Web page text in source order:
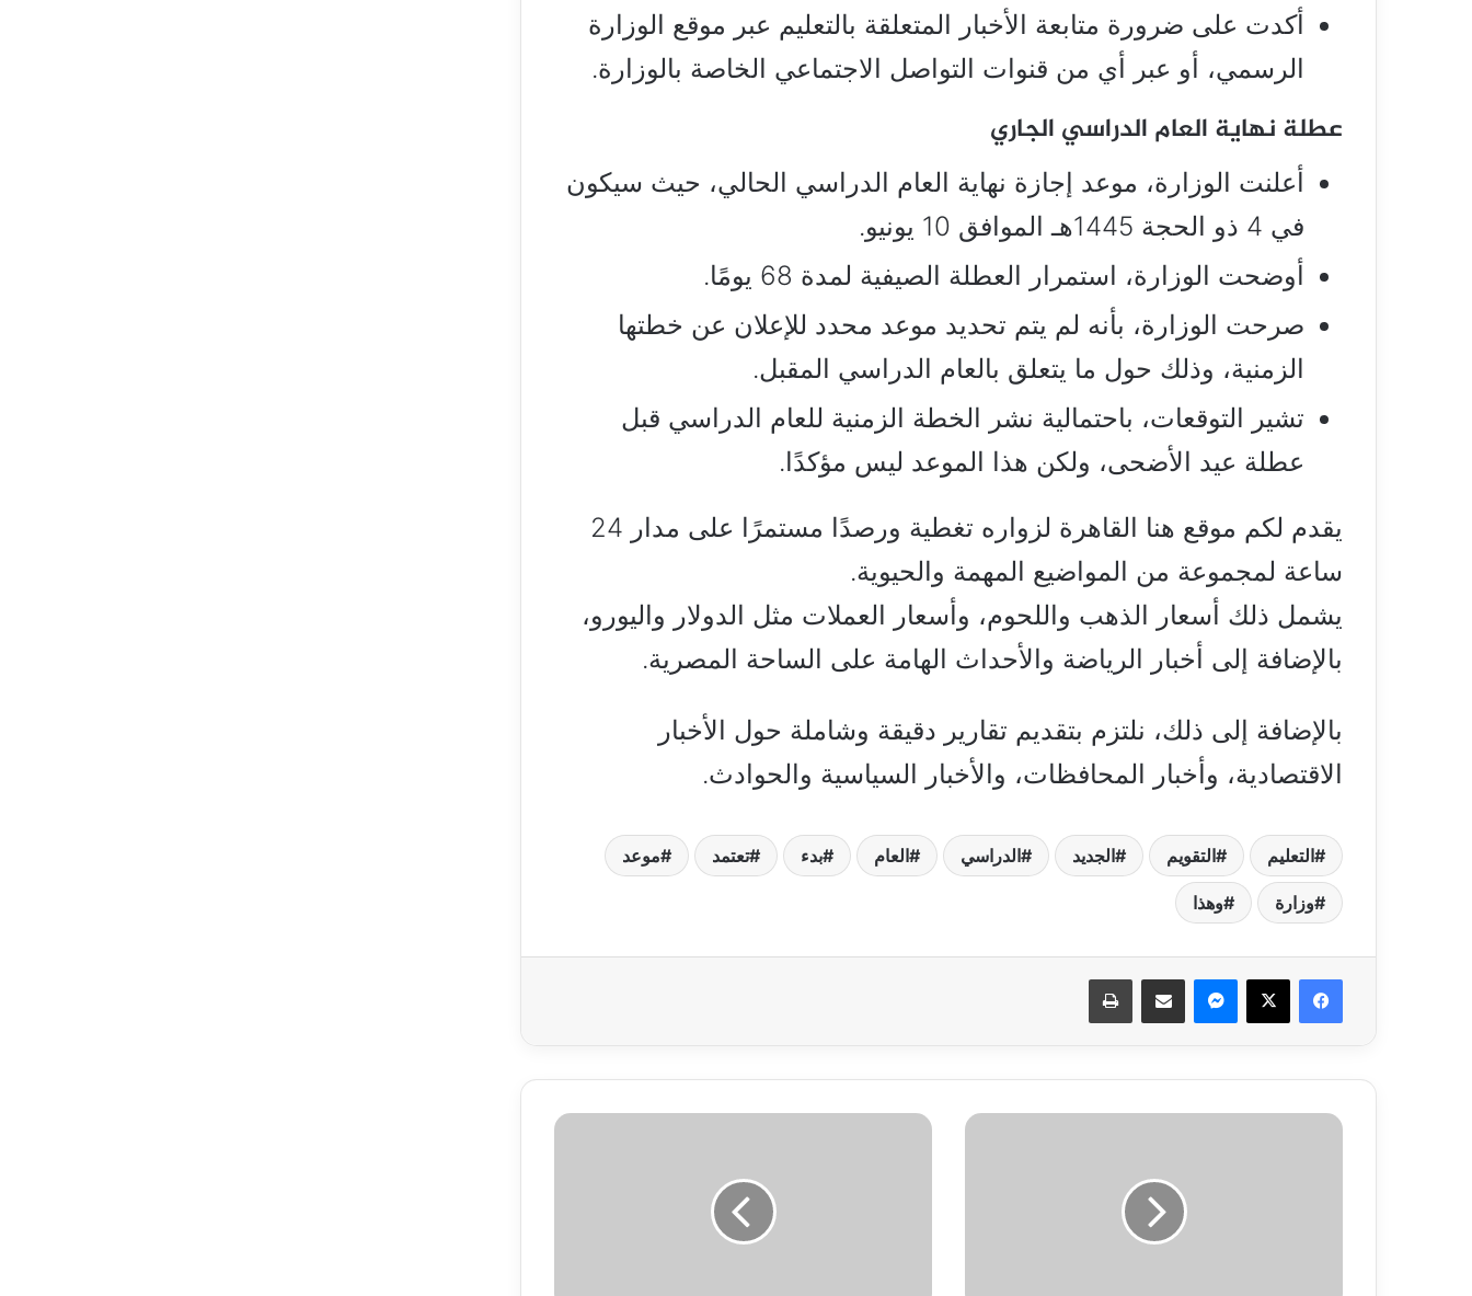
أكدت على ضرورة متابعة الأخبار المتعلقة بالتعليم عبر موقع الوزارة
الرسمي، أو عبر أي من قنوات التواصل الاجتماعي الخاصة بالوزارة.
عطلة نهاية العام الدراسي الجاري
أعلنت الوزارة، موعد إجازة نهاية العام الدراسي الحالي، حيث سيكون
في 4 ذو الحجة 1445هـ الموافق 10 يونيو.
أوضحت الوزارة، استمرار العطلة الصيفية لمدة 68 يومًا.
صرحت الوزارة، بأنه لم يتم تحديد موعد محدد للإعلان عن خطتها
الزمنية، وذلك حول ما يتعلق بالعام الدراسي المقبل.
تشير التوقعات، باحتمالية نشر الخطة الزمنية للعام الدراسي قبل
عطلة عيد الأضحى، ولكن هذا الموعد ليس مؤكدًا.
يقدم لكم موقع هنا القاهرة لزواره تغطية ورصدًا مستمرًا على مدار 24
ساعة لمجموعة من المواضيع المهمة والحيوية.
يشمل ذلك أسعار الذهب واللحوم، وأسعار العملات مثل الدولار واليورو،
بالإضافة إلى أخبار الرياضة والأحداث الهامة على الساحة المصرية.
بالإضافة إلى ذلك، نلتزم بتقديم تقارير دقيقة وشاملة حول الأخبار
الاقتصادية، وأخبار المحافظات، والأخبار السياسية والحوادث.
التعليم التقويم الجديد الدراسي العام بدء تعتمد موعد
وزارة وهذا
فيسبوك ‫X ماسنجر مشاركة عبر البريد طباعة
موعد
سعر